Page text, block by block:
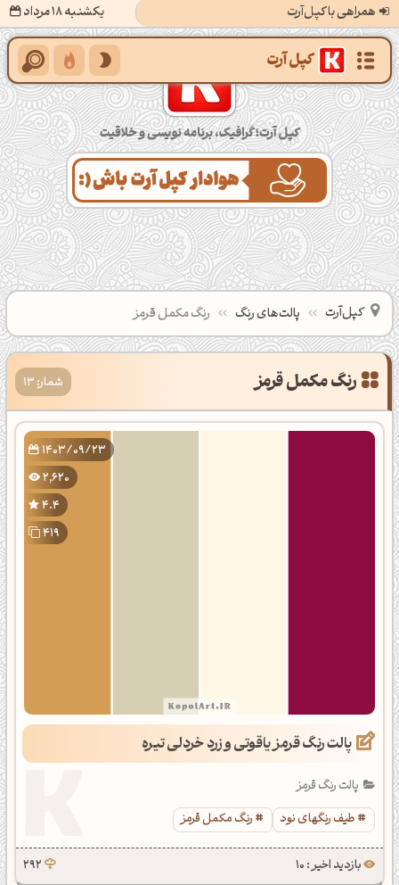
همراهی با کپل‌آرت یکشنبه 18 مرداد
کپل‌آرت؛ گرافیک، برنامه‌نویسی و خلاقیت
کپل‌آرت پالت‌های رنگ رنگ مکمل قرمز
شمار: 13
1403/09/23
2,620
4.4
419
پالت رنگ قرمز یاقوتی و زرد خردلی تیره
پالت رنگ قرمز
طیف رنگهای نود
رنگ مکمل قرمز
بازدید اخیر : 10 292